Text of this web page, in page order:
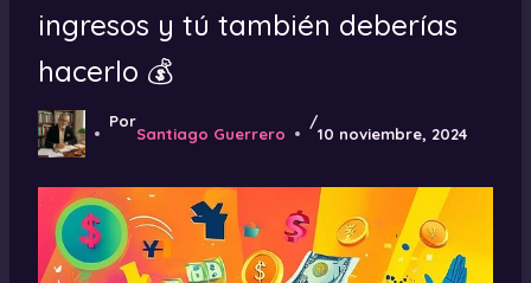
ingresos y tú también deberías
hacerlo 💰
Por
Santiago Guerrero
/
10 noviembre, 2024